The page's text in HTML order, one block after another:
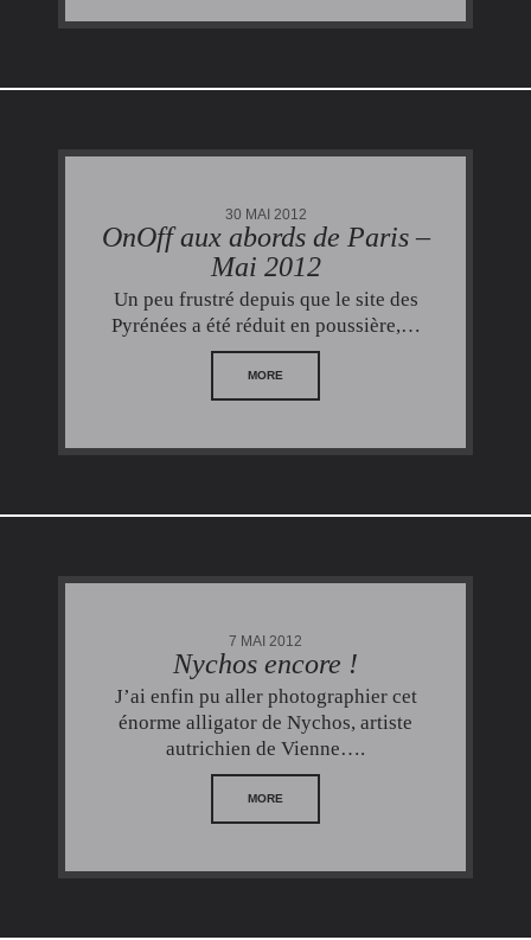
30 MAI 2012
OnOff aux abords de Paris –
Mai 2012
Un peu frustré depuis que le site des
Pyrénées a été réduit en poussière,…
MORE
7 MAI 2012
Nychos encore !
J’ai enfin pu aller photographier cet
énorme alligator de Nychos, artiste
autrichien de Vienne….
MORE